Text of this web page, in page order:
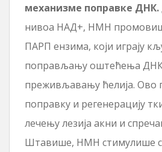
механизме поправке ДНК.
нивоа НАД+, НМН
ПАРП ензима, који играју
поправљању оштећења
преживљавању ћелија.
поправку и регенерацију
лечењу лезија акни и
Штавише, НМН стимулише